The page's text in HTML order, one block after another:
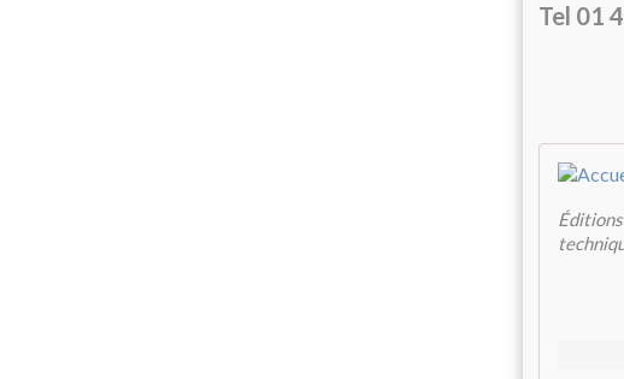
Tel 01